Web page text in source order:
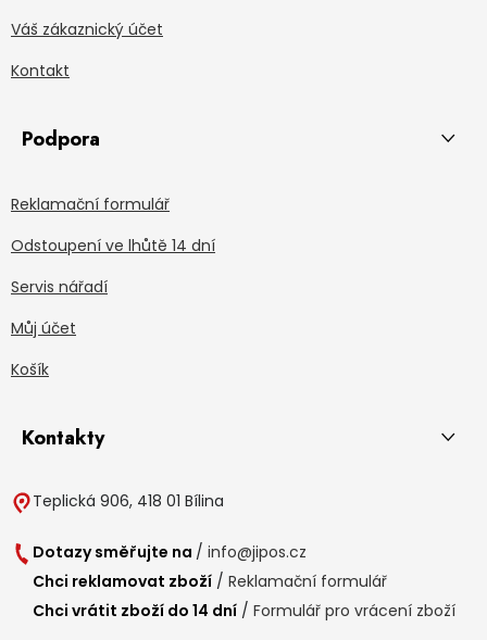
Váš zákaznický účet
Kontakt
Podpora
Reklamační formulář
Odstoupení ve lhůtě 14 dní
Servis nářadí
Můj účet
Košík
Kontakty
Teplická 906, 418 01 Bílina
Dotazy směřujte na / info@jipos.cz
Chci reklamovat zboží / Reklamační formulář
Chci vrátit zboží do 14 dní / Formulář pro vrácení zboží